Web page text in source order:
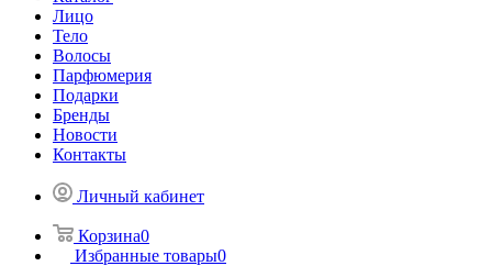
Лицо
Тело
Волосы
Парфюмерия
Подарки
Бренды
Новости
Контакты
Личный кабинет
Корзина0
Избранные товары0